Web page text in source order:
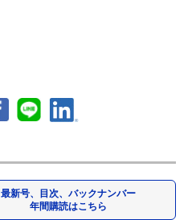
最新号、目次、バックナンバー
年間購読はこちら